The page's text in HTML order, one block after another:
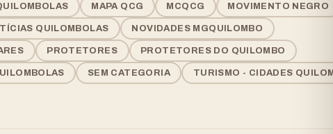
MAPA QCG MCQCG MOVIMENTO NEGRO
QUILOMBOLAS NOVIDADES MGQUILOMBO
PROTETORES PROTETORES DO QUILOMBO
SEM CATEGORIA TURISMO - CIDADES